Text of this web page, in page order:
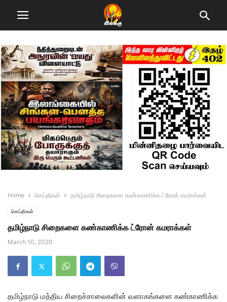
Home செய்திகள் தமிழ்நாடு சிறைகளை கண்காணிக்க ட்ரோன் கமராக்கள்
செய்திகள்
தமிழ்நாடு சிறைகளை கண்காணிக்க ட்ரோன் கமராக்கள்
March 10, 2020
தமிழ்நாடு மத்திய சிறைச்சாலைகளின் வளாகங்களை கண்காணிக்க